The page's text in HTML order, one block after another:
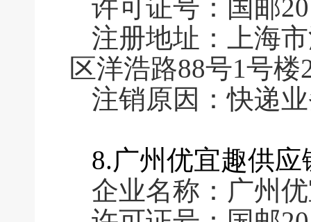
许可证号：国邮
注册地址：上海
区洋浩路88号1号楼
注销原因：快递
8.广州优宜趣供
企业名称：广州